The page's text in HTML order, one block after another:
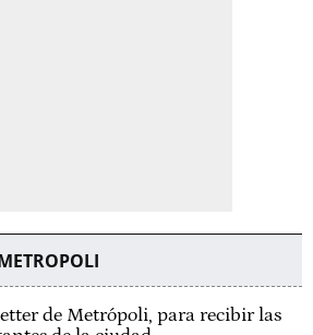
de Metrópoli, para recibir las